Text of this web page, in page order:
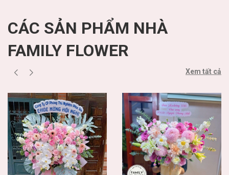
CÁC SẢN PHẨM NHÀ
FAMILY FLOWER
Xem tất cả